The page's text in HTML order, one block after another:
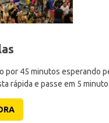
por 45 minutos esperando
rápida e passe em 5